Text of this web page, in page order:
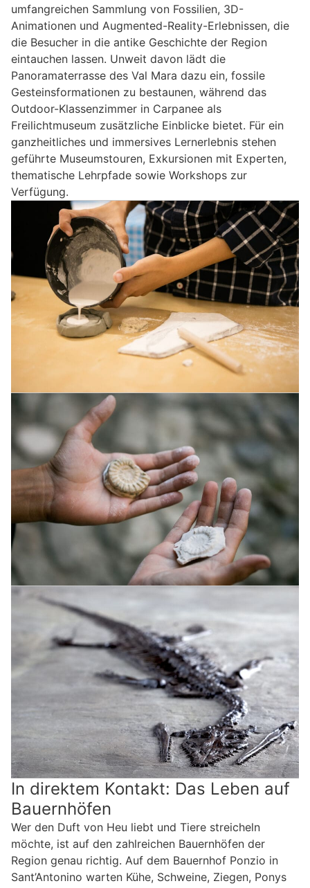
umfangreichen Sammlung von Fossilien, 3D-
Animationen und Augmented-Reality-Erlebnissen, die
die Besucher in die antike Geschichte der Region
eintauchen lassen. Unweit davon lädt die
Panoramaterrasse des Val Mara dazu ein, fossile
Gesteinsformationen zu bestaunen, während das
Outdoor-Klassenzimmer in Carpanee als
Freilichtmuseum zusätzliche Einblicke bietet. Für ein
ganzheitliches und immersives Lernerlebnis stehen
geführte Museumstouren, Exkursionen mit Experten,
thematische Lehrpfade sowie Workshops zur
Verfügung.
In direktem Kontakt: Das Leben auf
Bauernhöfen
Wer den Duft von Heu liebt und Tiere streicheln
möchte, ist auf den zahlreichen Bauernhöfen der
Region genau richtig. Auf dem Bauernhof Ponzio in
Sant’Antonino warten Kühe, Schweine, Ziegen, Ponys